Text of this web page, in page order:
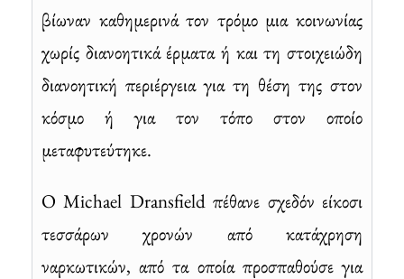
βίωναν καθημερινά τον τρόμο μια κοινωνίας
χωρίς διανοητικά έρματα ή και τη στοιχειώδη
διανοητική περιέργεια για τη θέση της στον
κόσμο ή για τον τόπο στον οποίο
μεταφυτεύτηκε.
Ο Michael Dransfield πέθανε σχεδόν είκοσι
τεσσάρων χρονών από κατάχρηση
ναρκωτικών, από τα οποία προσπαθούσε για